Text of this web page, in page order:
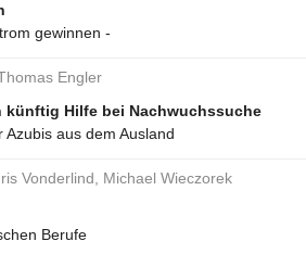
gewinnen -
Engler
künftig Hilfe bei Nachwuchssuche
aus dem Ausland
Vonderlind, Michael Wieczorek
Berufe